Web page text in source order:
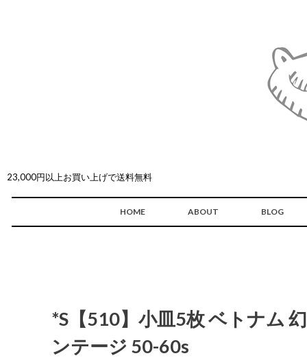
23,000円以上お買い上げで送料無料
HOME ABOUT BLOG
*S【510】小皿5枚 ベトナム
ンテージ 50-60s